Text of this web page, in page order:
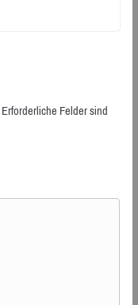
Erforderliche Felder sind